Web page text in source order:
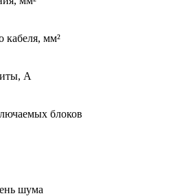
кабеля, мм²
А
блоков
шума